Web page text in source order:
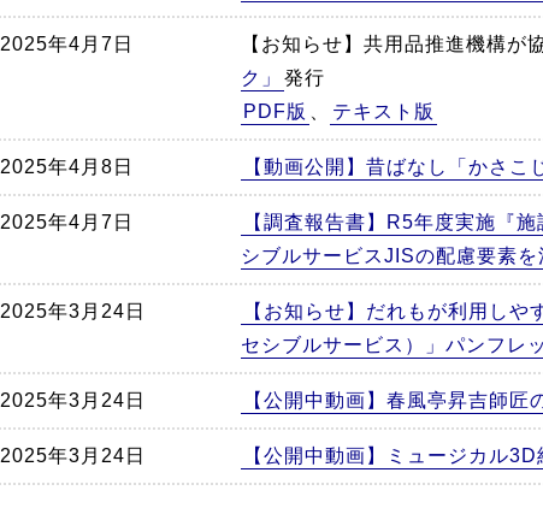
2025年4月7日 【お知らせ】共用品推進機構が
ク」
発行
PDF版
テキスト版
2025年4月8日 【動画公開】昔ばなし「かさこ
2025年4月7日
【調査報告書】R5年度実施『
シブルサービスJISの配慮要素
2025年3月24日
【お知らせ】だれもが利用し
セシブルサービス）」パンフレ
2025年3月24日 【公開中動画】春風亭昇吉師匠
2025年3月24日 【公開中動画】ミュージカル